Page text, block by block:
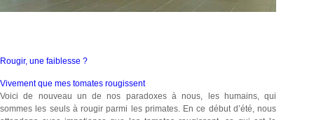
Rougir, une faiblesse ?
Vivement que mes tomates rougissent
Voici de nouveau un de nos paradoxes à nous, les humains, qui
sommes les seuls à rougir parmi les primates. En ce début d’été, nous